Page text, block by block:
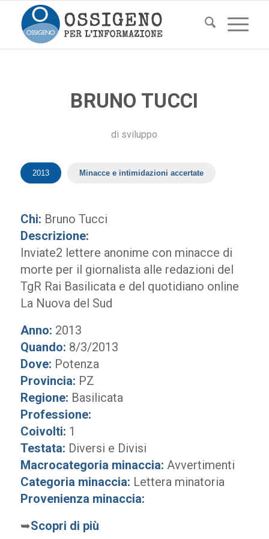
BRUNO TUCCI
di sviluppo
2013 Minacce e intimidazioni accertate
Chi: Bruno Tucci
Descrizione:
Inviate2 lettere anonime con minacce di
morte per il giornalista alle redazioni del
TgR Rai Basilicata e del quotidiano online
La Nuova del Sud
Anno: 2013
Quando: 8/3/2013
Dove: Potenza
Provincia: PZ
Regione: Basilicata
Professione:
Coivolti: 1
Testata: Diversi e Divisi
Macrocategoria minaccia: Avvertimenti
Categoria minaccia: Lettera minatoria
Provenienza minaccia:
➥Scopri di più